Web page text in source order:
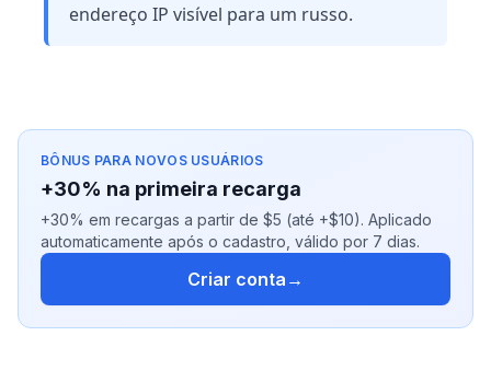
endereço IP visível para um russo.
BÔNUS PARA NOVOS USUÁRIOS
+30% na primeira recarga
+30% em recargas a partir de $5 (até +$10). Aplicado
automaticamente após o cadastro, válido por 7 dias.
Criar conta →